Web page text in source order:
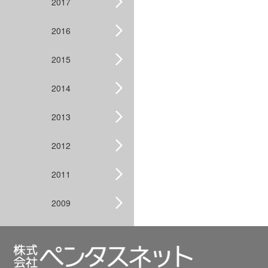
2016
2015
2014
2013
2012
2011
2009